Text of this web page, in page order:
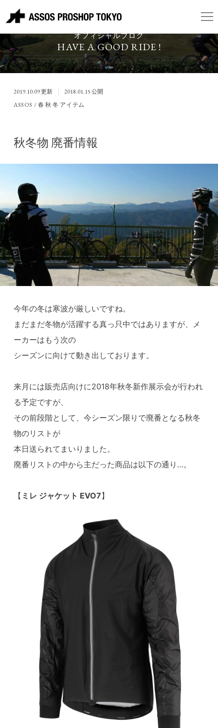
オフィシャルブログ
HAVE A GOOD RIDE !
2019.10.09更新 2018.01.15公開
ASSOS / 春 秋 冬 アイテム
秋冬物 廃番情報
今年の冬は寒波が厳しいですね。
まだまだ冬物が活躍する真っ只中ではありますが、メ
ーカーはもう次の
シーズンに向けて動き出しております。
来月には販売店向けに2018年秋冬新作展示会が行われ
る予定ですが、
その前段階として、今シーズン限りで廃番となる秋冬
物のリストが
本日送られてまいりました。
廃番リストの中から主だった商品は以下の通り…。
【 ミレ ジャケット EVO7】